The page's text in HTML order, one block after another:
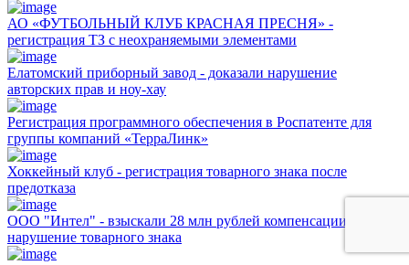
АО «ФУТБОЛЬНЫЙ КЛУБ КРАСНАЯ ПРЕСНЯ» -
регистрация ТЗ с неохраняемыми элементами
Елатомский приборный завод - доказали нарушение
авторских прав и ноу-хау
Регистрация программного обеспечения в Роспатенте для
группы компаний «ТерраЛинк»
Хоккейный клуб - регистрация товарного знака после
предотказа
ООО "Интел" - взыскали 28 млн рублей компенсации за
нарушение товарного знака